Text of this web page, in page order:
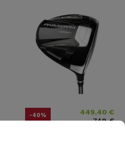
-40% Precio449,40 €
Precio base
749 €